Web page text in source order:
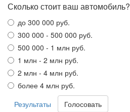
Сколько стоит ваш автомобиль?
до 300 000 руб.
300 000 - 500 000 руб.
500 000 - 1 млн руб.
1 млн - 2 млн руб.
2 млн - 4 млн руб.
более 4 млн руб.
Результаты